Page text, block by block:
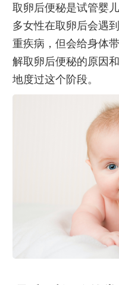
取卵后便秘是试管婴
多女性在取卵后会遇
重疾病，但会给身体
解取卵后便秘的原因
地度过这个阶段。